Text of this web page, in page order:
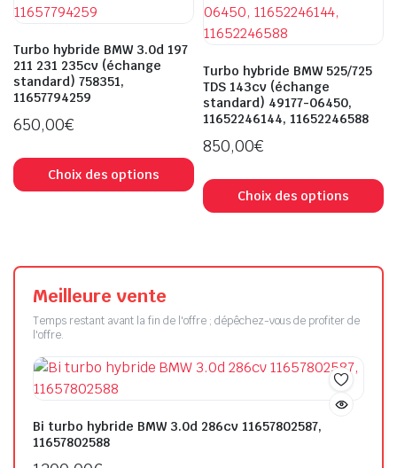
Turbo hybride BMW 3.0d 197
211 231 235cv (échange
standard) 758351,
11657794259
650,00€
Choix des options
Turbo hybride BMW 525/725
TDS 143cv (échange
standard) 49177-06450,
11652246144, 11652246588
850,00€
Choix des options
Meilleure vente
Temps restant avant la fin de l'offre ; dépêchez-vous de profiter de
l'offre.
Bi turbo hybride BMW 3.0d 286cv 11657802587,
11657802588